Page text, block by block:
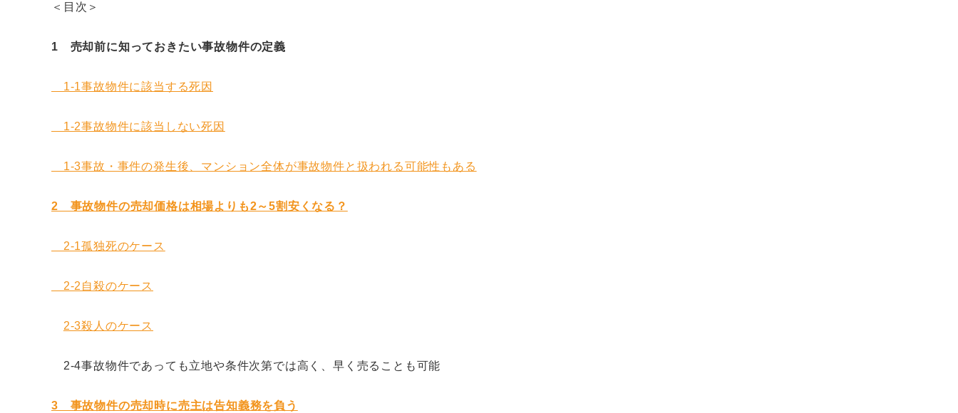
＜目次＞
1 売却前に知っておきたい事故物件の定義
1-1事故物件に該当する死因
1-2事故物件に該当しない死因
1-3事故・事件の発生後、マンション全体が事故物件と扱われる可能性もある
2 事故物件の売却価格は相場よりも2～5割安くなる？
2-1孤独死のケース
2-2自殺のケース
2-3殺人のケース
2-4事故物件であっても立地や条件次第では高く、早く売ることも可能
3 事故物件の売却時に売主は告知義務を負う